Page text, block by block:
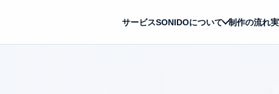
サービスSONIDOについて 制作の流れ